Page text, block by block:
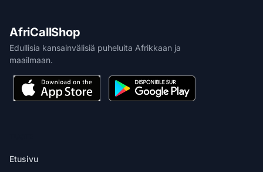
AfriCallShop
Edullisia kansainvälisiä puheluita Afrikkaan ja
maailmaan.
Etusivu